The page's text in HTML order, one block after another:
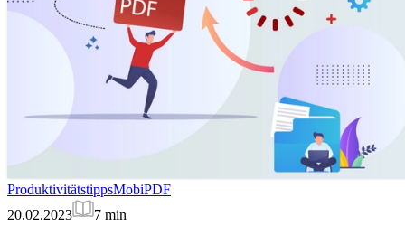
ProduktivitätstippsMobiPDF
20.02.2023
7 min